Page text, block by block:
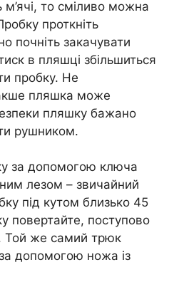
то сміливо можна
проткніть
почніть закачувати
в пляшці збільшиться
пробку. Не
пляшка може
пляшку бажано
рушником.
за допомогою ключа
лезом – звичайний
під кутом близько 45
повертайте, поступово
Той же самий трюк
допомогою ножа із